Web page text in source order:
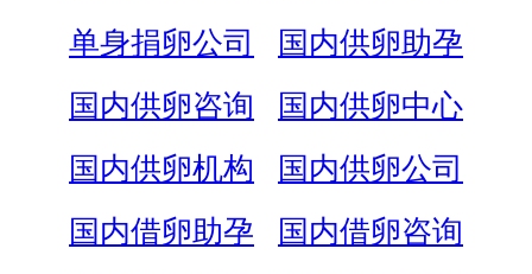
单身捐卵公司
国内供卵助孕
国内供卵咨询
国内供卵中心
国内供卵机构
国内供卵公司
国内借卵助孕
国内借卵咨询